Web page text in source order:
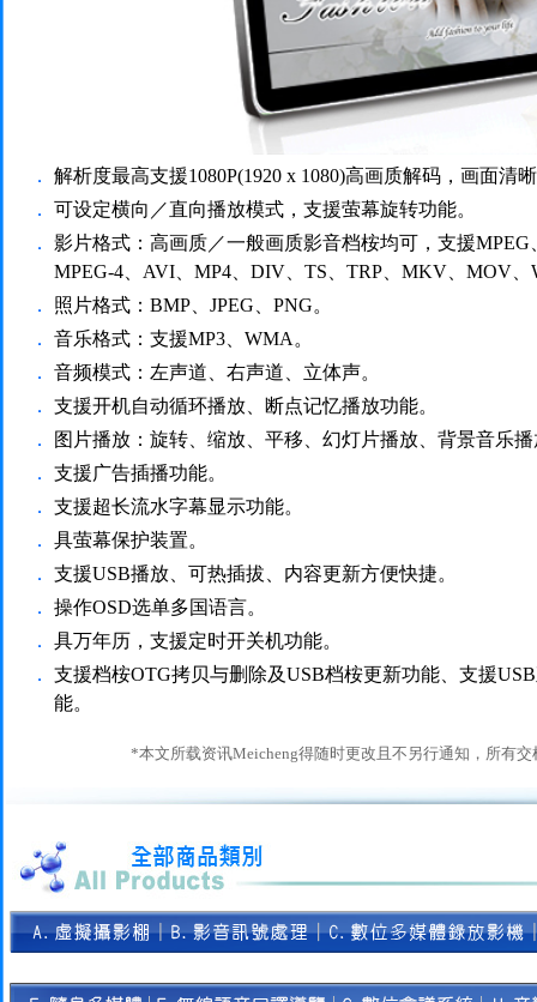
．
解析度最高支援1080P(1920 x 1080)高画质解码，画面清
．
可设定横向／直向播放模式，支援萤幕旋转功能。
．
影片格式：高画质／一般画质影音档桉均可，支援MPEG
MPEG-4、AVI、MP4、DIV、TS、TRP、MKV、MOV
．
照片格式：BMP、JPEG、PNG。
．
音乐格式：支援MP3、WMA。
．
音频模式：左声道、右声道、立体声。
．
支援开机自动循环播放、断点记忆播放功能。
．
图片播放：旋转、缩放、平移、幻灯片播放、背景音乐
．
支援广告插播功能。
．
支援超长流水字幕显示功能。
．
具萤幕保护装置。
．
支援USB播放、可热插拔、内容更新方便快捷。
．
操作OSD选单多国语言。
．
具万年历，支援定时开关机功能。
．
支援档桉OTG拷贝与删除及USB档桉更新功能、支援
能。
*本文所载资讯Meicheng得随时更改且不另行通知，所有